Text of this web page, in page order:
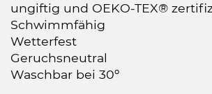
ungiftig und OEKO-TEX®
Schwimmfähig
Wetterfest
Geruchsneutral
Waschbar bei 30º